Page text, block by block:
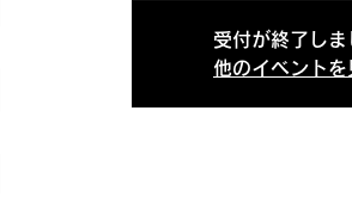
受付が終了しま
他のイベントを